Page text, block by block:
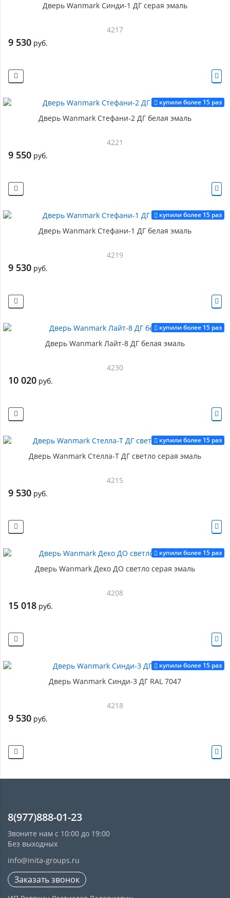
Дверь Wanmark Синди-1 ДГ серая эмаль
4217
9 530 руб.
купили более 15 раз
Дверь Wanmark Стефани-2 ДГ белая эмаль
4221
9 550 руб.
купили более 15 раз
Дверь Wanmark Стефани-1 ДГ белая эмаль
4219
9 530 руб.
купили более 15 раз
Дверь Wanmark Лайт-8 ДГ белая эмаль
4230
10 020 руб.
купили более 15 раз
Дверь Wanmark Стелла-Т ДГ светло серая эмаль
4215
9 530 руб.
купили более 15 раз
Дверь Wanmark Деко ДО светло серая эмаль
4208
15 018 руб.
купили более 15 раз
Дверь Wanmark Синди-3 ДГ RAL 7047
4218
9 530 руб.
8(977)888-01-23
Звоните нам с 10:00 до 19:00
Без выходных
info@inita-groups.ru
Заказать звонок